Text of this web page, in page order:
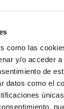
como las
y/o acceder
de
datos como el